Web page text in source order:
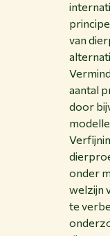
van
aantal
door
onder
welzijn
te